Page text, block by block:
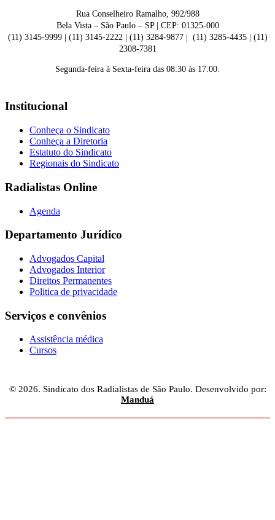
Rua Conselheiro Ramalho, 992/988
Bela Vista – São Paulo – SP | CEP: 01325-000
(11) 3145-9999 | (11) 3145-2222 | (11) 3284-9877 | (11) 3285-4435 | (11)
2308-7381
Segunda-feira à Sexta-feira das 08:30 às 17:00.
Institucional
Conheça o Sindicato
Conheça a Diretoria
Estatuto do Sindicato
Regionais do Sindicato
Radialistas Online
Agenda
Departamento Jurídico
Advogados Capital
Advogados Interior
Direitos Permanentes
Politica de privacidade
Serviços e convênios
Assistência médica
Cursos
© 2026. Sindicato dos Radialistas de São Paulo. Desenvolvido por:
Manduá